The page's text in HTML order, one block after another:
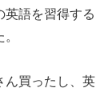
英語を習得する
ん買ったし、英